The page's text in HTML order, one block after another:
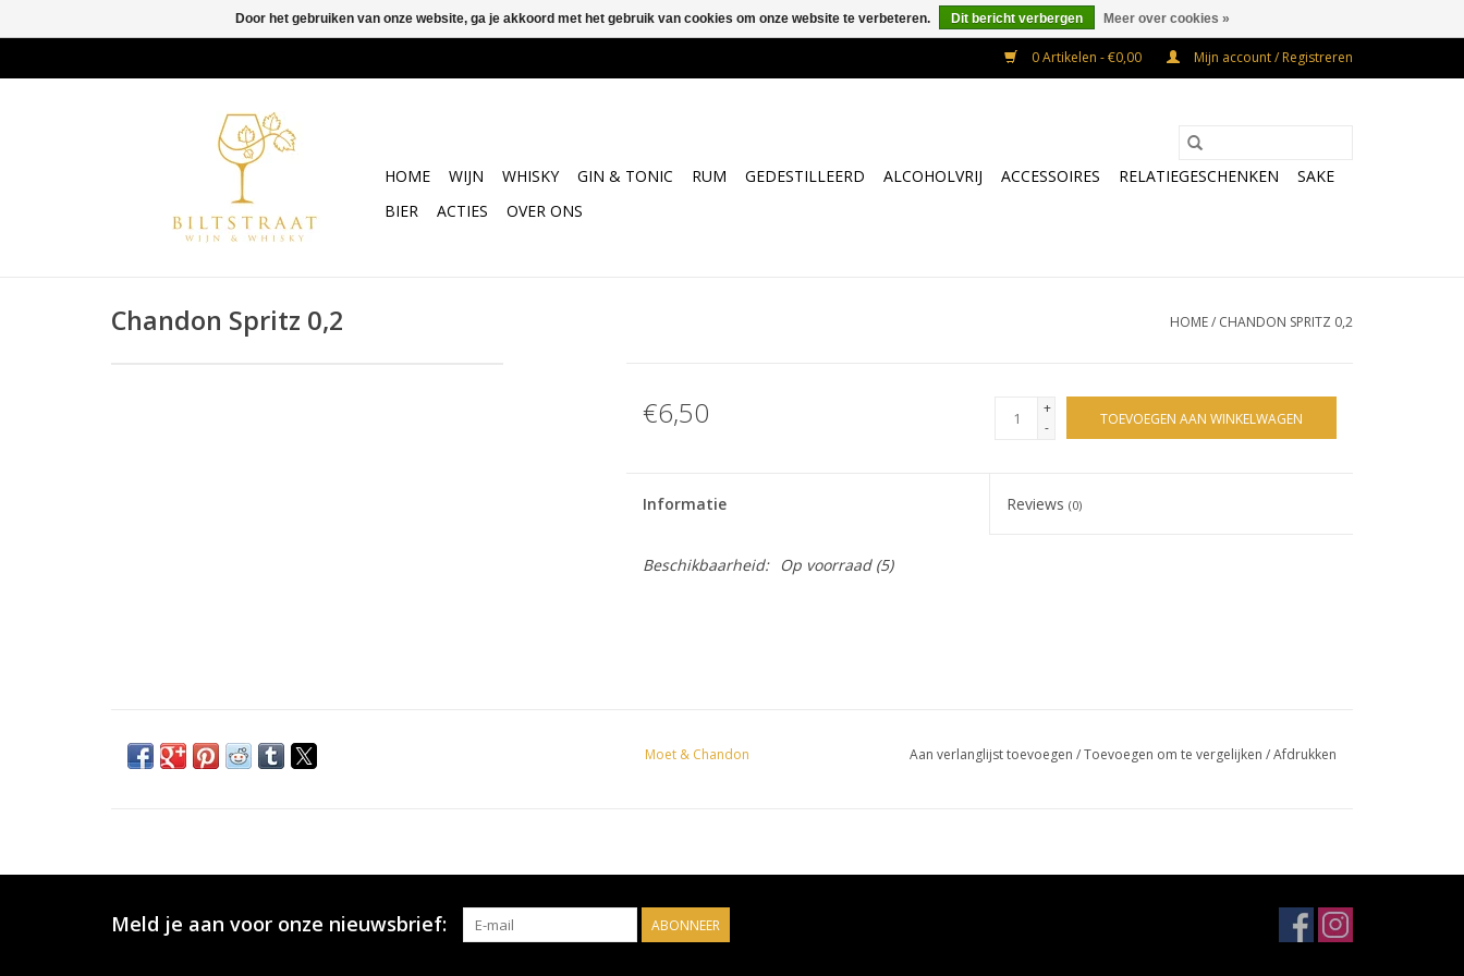
0 Artikelen - €0,00 Mijn account / Registreren
HOME WIJN WHISKY GIN & TONIC RUM GEDESTILLEERD ALCOHOLVRIJ ACCESSOIRES RELATIEGESCHENKEN
SAKE
BIER
ACTIES OVER ONS
Chandon Spritz 0,2 HOME/ CHANDON SPRITZ 0,2
€6,50
+
-
TOEVOEGEN AAN WINKELWAGEN
Informatie Reviews(0)
Beschikbaarheid: Op voorraad(5)
Moet & Chandon Aan verlanglijst toevoegen /Toevoegen om te vergelijken /Afdrukken
Meld je aan voor onze nieuwsbrief: ABONNEER
Door het gebruiken van onze website, ga je akkoord met het gebruik van cookies om onze website te verbeteren. Dit bericht verbergen Meer over cookies »